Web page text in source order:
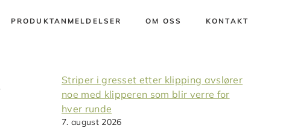
PRODUKTANMELDELSER OM OSS KONTAKT
Striper i gresset etter klipping avslører
noe med klipperen som blir verre for
hver runde
7. august 2026